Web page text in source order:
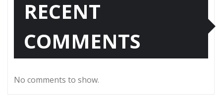
RECENT
COMMENTS
No comments to show.